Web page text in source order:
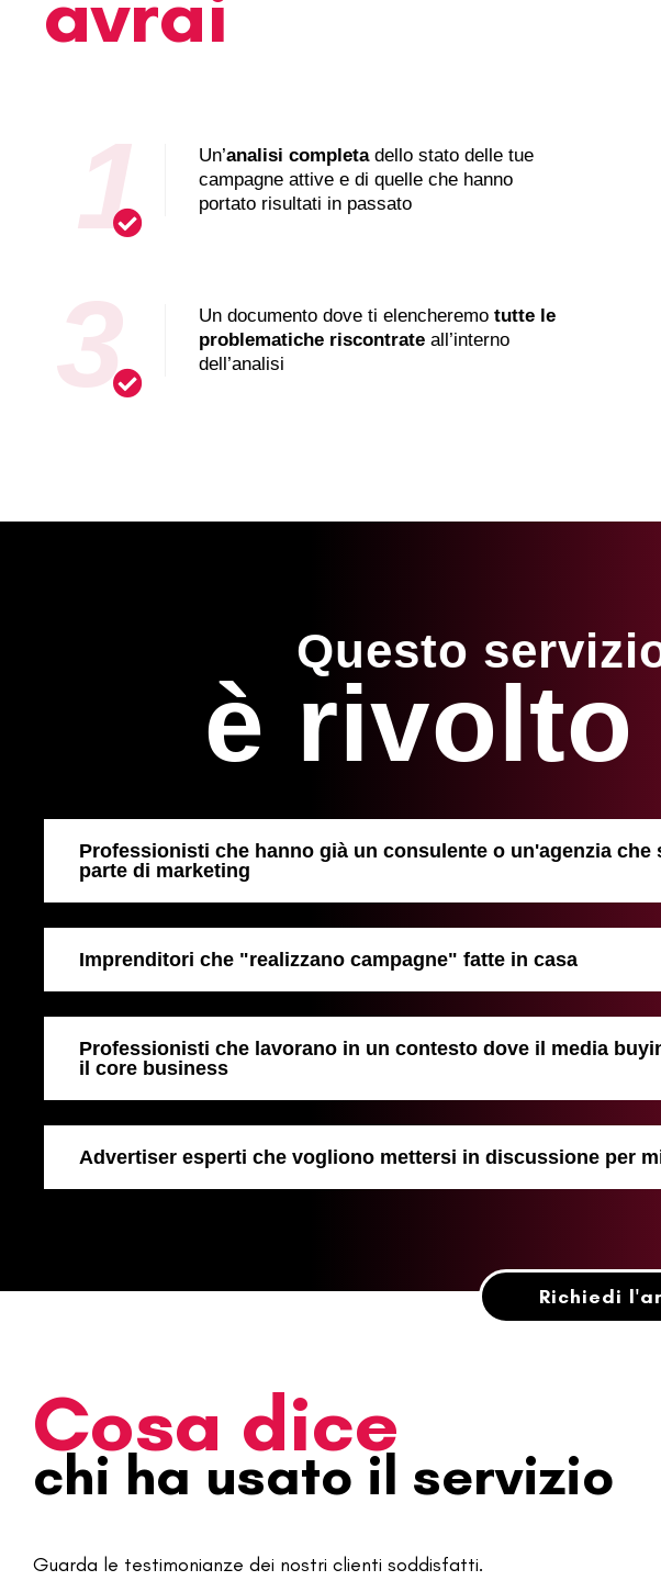
1 Un’analisi completadello stato delle tue
campagne attive e di quelle che hanno
portato risultati in passato
3 Un documento dove ti elencheremo tutte le
problematiche riscontrate all’interno
dell’analisi
Questo
è rivolto
Professionisti che hanno già un consulente o un'agenzia che
parte di marketing
Imprenditori che "realizzano campagne" fatte in casa
Professionisti che lavorano in un contesto dove il media
il core business
Advertiser esperti che vogliono mettersi in discussione per
Richiedi
Cosa dice
chi ha usato il servizio
Guarda le testimonianze dei nostri clienti soddisfatti.